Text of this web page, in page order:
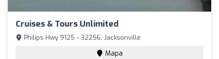
Cruises & Tours Unlimited
Philips Hwy 9125 - 32256, Jacksonville
Mapa